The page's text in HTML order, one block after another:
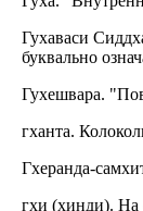
Гухаваси
буквально
Гухешвара.
гханта.
Гхеранда-
гхи (хинди). На